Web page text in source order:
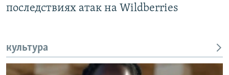
последствиях атак на Wildberries
культура